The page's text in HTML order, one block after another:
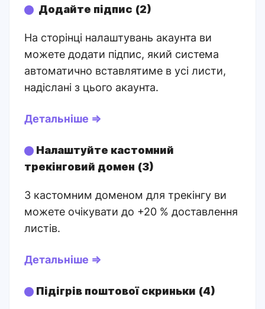
Додайте підпис (2)
На сторінці налаштувань акаунта ви
можете додати підпис, який система
автоматично вставлятиме в усі листи,
надіслані з цього акаунта.
Детальніше ⇒
Налаштуйте кастомний
трекінговий домен (3)
З кастомним доменом для трекінгу ви
можете очікувати до +20 % доставлення
листів.
Детальніше ⇒
Підігрів поштової скриньки (4)